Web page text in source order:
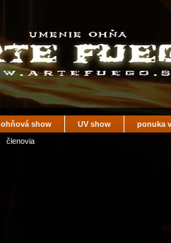
ohňová show UV show
ponuka
členovia